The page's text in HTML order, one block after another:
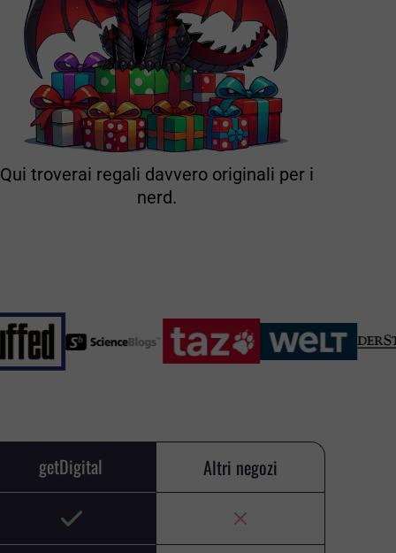
Qui troverai regali davvero originali per i
nerd.
getDigital Altri negozi